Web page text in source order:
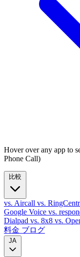
Hover over any app to
Phone Call)
vs. Aircall vs.
Google Voice vs.
Dialpad vs. 8x8 vs.
料金 ブログ
JA